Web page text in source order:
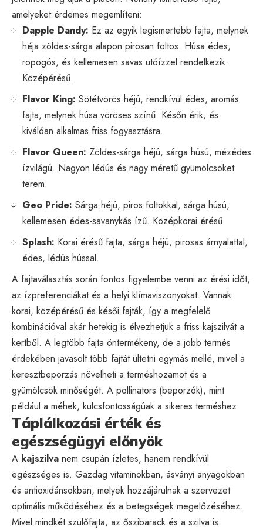
amelyeket érdemes megemlíteni:
Dapple Dandy: Ez az egyik legismertebb fajta, melynek
héja zöldes-sárga alapon pirosan foltos. Húsa édes,
ropogós, és kellemesen savas utóízzel rendelkezik.
Középérésű.
Flavor King: Sötétvörös héjú, rendkívül édes, aromás
fajta, melynek húsa vöröses színű. Későn érik, és
kiválóan alkalmas friss fogyasztásra.
Flavor Queen: Zöldes-sárga héjú, sárga húsú, mézédes
ízvilágú. Nagyon lédús és nagy méretű gyümölcsöket
terem.
Geo Pride: Sárga héjú, piros foltokkal, sárga húsú,
kellemesen édes-savanykás ízű. Középkorai érésű.
Splash: Korai érésű fajta, sárga héjú, pirosas árnyalattal,
édes, lédús hússal.
A fajtaválasztás során fontos figyelembe venni az érési időt,
az ízpreferenciákat és a helyi klímaviszonyokat. Vannak
korai, középérésű és késői fajták, így a megfelelő
kombinációval akár hetekig is élvezhetjük a friss kajszilvát a
kertből. A legtöbb fajta öntermékeny, de a jobb termés
érdekében javasolt több fajtát ültetni egymás mellé, mivel a
keresztbeporzás növelheti a terméshozamot és a
gyümölcsök minőségét. A pollinators (beporzók), mint
például a méhek, kulcsfontosságúak a sikeres terméshez.
Táplálkozási érték és
egészségügyi előnyök
A kajszilva nem csupán ízletes, hanem rendkívül
egészséges is. Gazdag vitaminokban, ásványi anyagokban
és antioxidánsokban, melyek hozzájárulnak a szervezet
optimális működéséhez és a betegségek megelőzéséhez.
Mivel mindkét szülőfajta, az őszibarack és a szilva is